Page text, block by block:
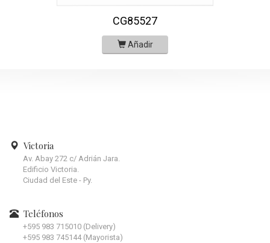
CG85527
Añadir
Victoria
Av. Abay 272 c/ Adrián Jara.
Edificio Victoria.
Ciudad del Este - Py.
Teléfonos
+595 983 715010 (Delivery)
+595 983 745144 (Mayorista)